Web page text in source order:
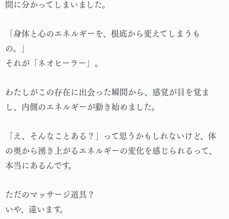
間に分かってしまいました。
「身体と心のエネルギーを、根底から変えてしまうも
の。」
それが「ネオヒーラー」。
わたしがこの存在に出会った瞬間から、感覚が目を覚ま
し、内側のエネルギーが動き始めました。
「え、そんなことある？」って思うかもしれないけど、体
の奥から湧き上がるエネルギーの変化を感じられるって、
本当にあるんです。
ただのマッサージ道具？
いや、違います。